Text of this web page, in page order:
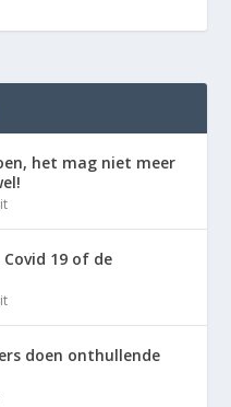
het mag niet meer
19 of de
doen onthullende